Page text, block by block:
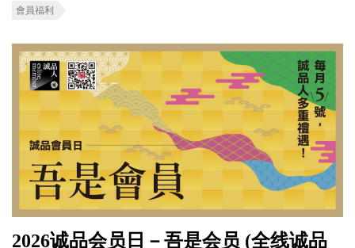
會員福利
2026诚品会员日－吾是会员 (全线诚品